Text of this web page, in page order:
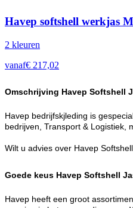
Havep softshell werkjas
2 kleuren
vanaf€ 217,02
Omschrijving Havep Softshell
Havep bedrijfskjleding is
bedrijven, Transport & Logistiek,
Wilt u advies over Havep
Goede keus Havep Softshell
Havep heeft een groot